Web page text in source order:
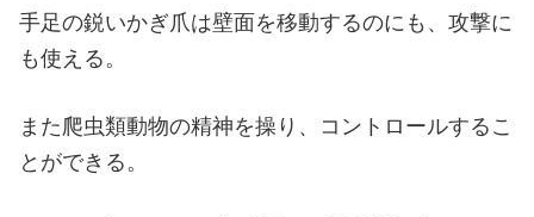
手足の鋭いかぎ爪は壁面を移動するのにも、攻撃に
も使える。
また爬虫類動物の精神を操り、コントロールするこ
とができる。